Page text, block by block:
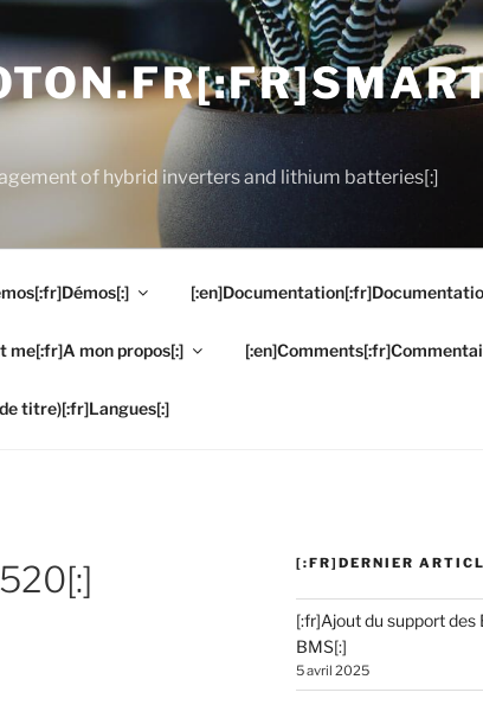
of hybrid inverters and lithium batteries[:]
me[:fr]A mon propos[:]
titre)[:fr]Langues[:]
[:FR]DERNIER
[:fr]Ajout du support des
BMS[:]
5 avril 2025